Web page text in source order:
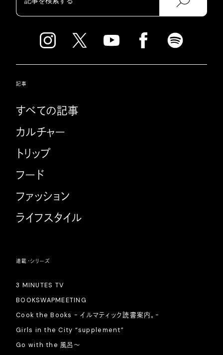
記事
すべての記事
カルチャー
トリップ
フード
ファッション
ライフスタイル
連載・シリーズ
3 MINUTES TV
BOOKSWAPMEETING
Cook the Books - イルマティック読書案内。-
Girls in the City “supplement”
Go with the 風呂〜